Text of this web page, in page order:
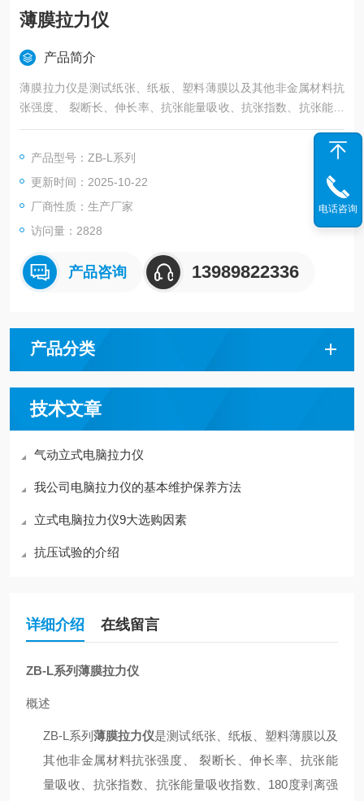
薄膜拉力仪
产品简介
薄膜拉力仪是测试纸张、纸板、塑料薄膜以及其他非金属材料抗
张强度、 裂断长、伸长率、抗张能量吸收、抗张指数、抗张能量
吸收指数、180度剥离强度、热封强度的仪器。
产品型号：ZB-L系列
更新时间：2025-10-22
厂商性质：生产厂家
访问量：2828
产品咨询 13989822336
产品分类
技术文章
气动立式电脑拉力仪
我公司电脑拉力仪的基本维护保养方法
立式电脑拉力仪9大选购因素
抗压试验的介绍
详细介绍 在线留言
ZB-L系列薄膜拉力仪
概述
ZB-L 系列薄膜拉力仪是测试纸张、纸板、塑料薄膜以及
其他非金属材料抗张强度、 裂断长、伸长率、抗张能
量吸收、抗张指数、抗张能量吸收指数、180度剥离强
电话咨询